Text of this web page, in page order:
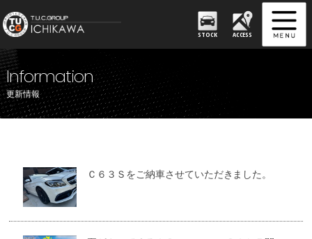
STOCK ACCESS
Information
更新情報
Ｃ６３Ｓをご納車させていただきました。